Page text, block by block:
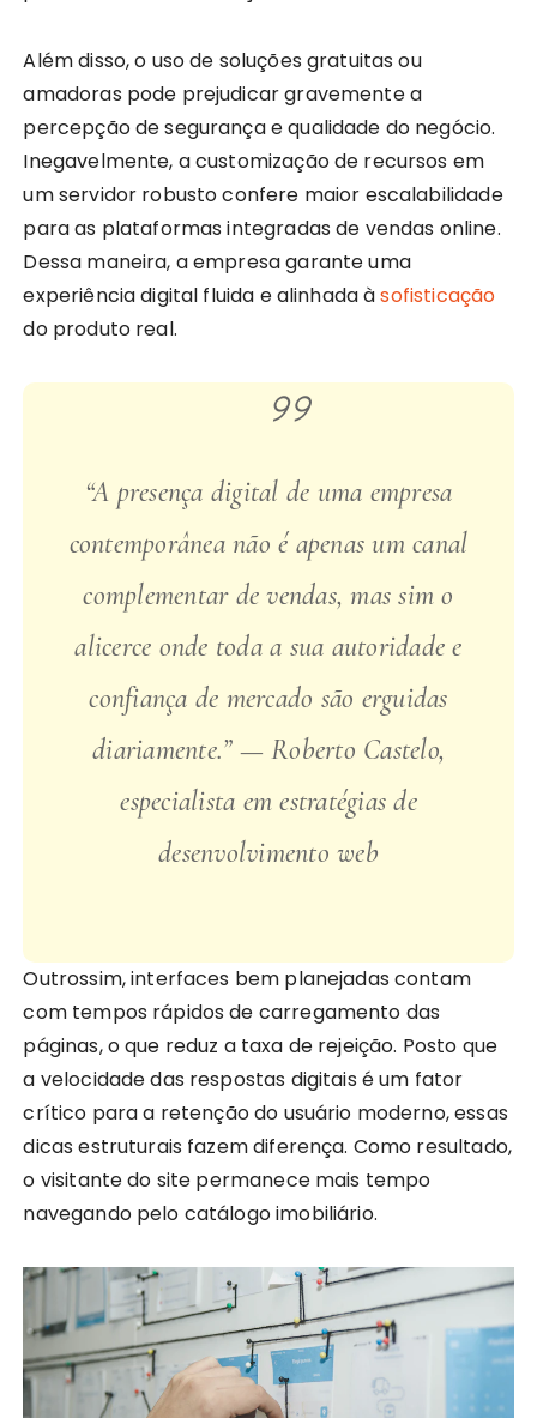
Além disso, o uso de soluções gratuitas ou
amadoras pode prejudicar gravemente a
percepção de segurança e qualidade do negócio.
Inegavelmente, a customização de recursos em
um servidor robusto confere maior escalabilidade
para as plataformas integradas de vendas online.
Dessa maneira, a empresa garante uma
experiência digital fluida e alinhada àsofisticação
do produto real.
“A presença digital de uma empresa
contemporânea não é apenas um canal
complementar de vendas, mas sim o
alicerce onde toda a sua autoridade e
confiança de mercado são erguidas
diariamente.” — Roberto Castelo,
especialista em estratégias de
desenvolvimento web
Outrossim, interfaces bem planejadas contam
com tempos rápidos de carregamento das
páginas, o que reduz a taxa de rejeição. Posto que
a velocidade das respostas digitais é um fator
crítico para a retenção do usuário moderno, essas
dicas estruturais fazem diferença. Como resultado,
o visitante do site permanece mais tempo
navegando pelo catálogo imobiliário.